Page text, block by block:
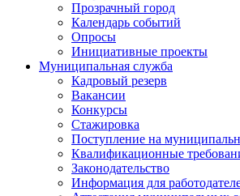
Прозрачный город
Календарь событий
Опросы
Инициативные проекты
Муниципальная служба
Кадровый резерв
Вакансии
Конкурсы
Стажировка
Поступление на
Квалификационные
Законодательство
Информация для